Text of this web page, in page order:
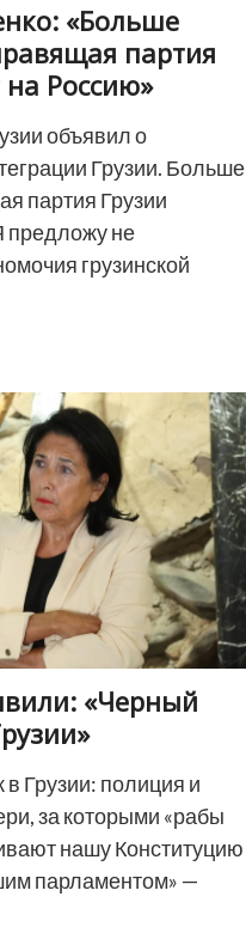
«Больше
партия
на Россию»
объявил о
Грузии. Больше
партия Грузии
предложу не
грузинской
«Черный
Грузии: полиция и
за которыми «рабы
нашу Конституцию
парламентом» —